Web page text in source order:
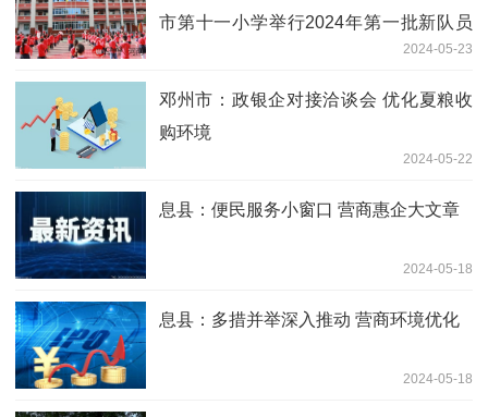
市第十一小学举行2024年第一批新队员
2024-05-23
邓州市：政银企对接洽谈会 优化夏粮收
购环境
2024-05-22
息县：便民服务小窗口 营商惠企大文章
2024-05-18
息县：多措并举深入推动 营商环境优化
2024-05-18